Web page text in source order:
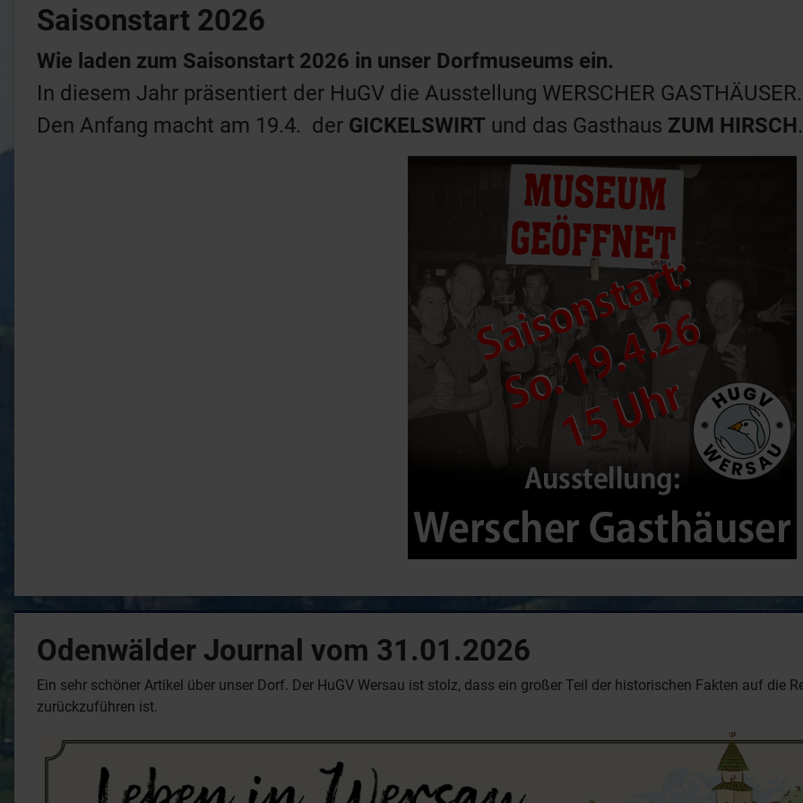
Saisonstart 2026
Wie laden zum Saisonstart 2026 in unser Dorfmuseums ein.
In diesem Jahr präsentiert der HuGV die Ausstellung WERSCHER GASTHÄUSER.
Den Anfang macht am 19.4. der GICKELSWIRT und das Gasthaus ZUM HIRSCH
Odenwälder Journal vom 31.01.2026
Ein sehr schöner Artikel über unser Dorf. Der HuGV Wersau ist stolz, dass ein großer Teil der historischen Fakten auf die
zurückzuführen ist.